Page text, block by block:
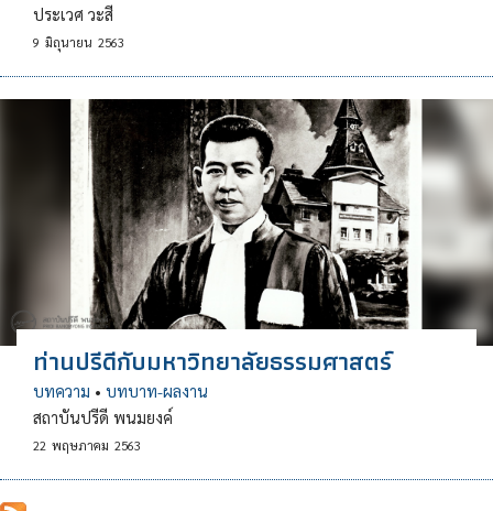
ประเวศ วะสี
9 มิถุนายน 2563
ท่านปรีดีกับมหาวิทยาลัยธรรมศาสตร์
บทความ • บทบาท-ผลงาน
สถาบันปรีดี พนมยงค์
22 พฤษภาคม 2563